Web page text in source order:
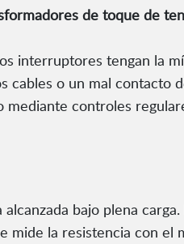
de toque de
interruptores tengan la
cables o un mal
controles
bajo plena
la resistencia con